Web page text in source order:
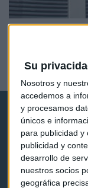
Su
Nosotros y
accedemos a
y procesamos
únicos e
para publicidad y
publicidad y
desarrollo de
nuestros socios
geográfica
EMPRESAS
Oliu invierte 1,2
Guillermo Calvo